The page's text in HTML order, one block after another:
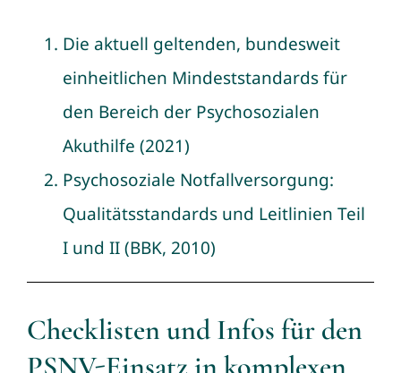
Die aktuell geltenden, bundesweit
einheitlichen Mindeststandards für
den Bereich der Psychosozialen
Akuthilfe (2021)
Psychosoziale Notfallversorgung:
Qualitätsstandards und Leitlinien Teil
I und II(BBK, 2010)
Checklisten und Infos für den